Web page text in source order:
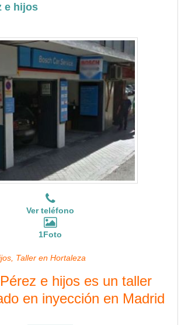
e hijos
Ver teléfono
1Foto
Taller en Hortaleza
e hijos es un taller
en inyección en Madrid